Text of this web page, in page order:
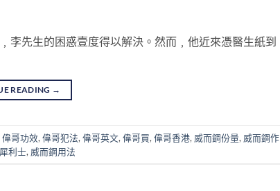
李先生的困惑壹度得以解決。然而﹐他近來憑醫生紙到
READING →
偉哥功效, 偉哥犯法, 偉哥英文, 偉哥買, 偉哥香港, 威而鋼份量, 威而鋼作
利士, 威而鋼用法